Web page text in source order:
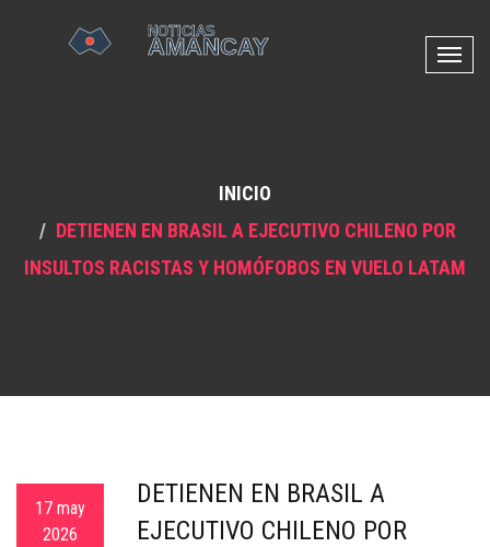
N
i
ó
a
INICIO
DETIENEN EN BRASIL A EJECUTIVO CHILENO POR
INSULTOS RACISTAS Y HOMÓFOBOS EN VUELO LATAM
17 may
2026
DETIENEN EN BRASIL A
EJECUTIVO CHILENO POR